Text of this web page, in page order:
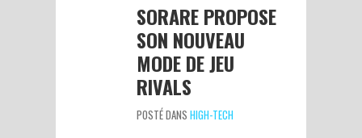
SORARE PROPOSE
SON NOUVEAU
MODE DE JEU
RIVALS
POSTÉ DANS HIGH-TECH